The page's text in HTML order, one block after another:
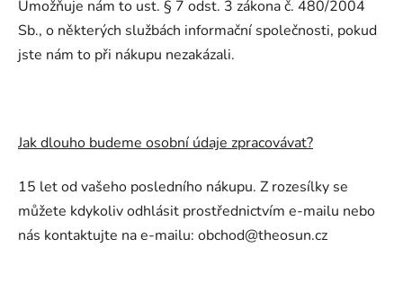
Umožňuje nám to ust. § 7 odst. 3 zákona č. 480/2004
Sb., o některých službách informační společnosti, pokud
jste nám to při nákupu nezakázali.
Jak dlouho budeme osobní údaje zpracovávat?
15 let od vašeho posledního nákupu. Z rozesílky se
můžete kdykoliv odhlásit prostřednictvím e-mailu nebo
nás kontaktujte na e-mailu: obchod@theosun.cz